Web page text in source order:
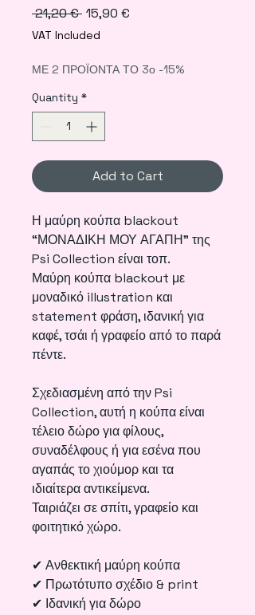
21,20 € Regular
Price
15,90 €
VAT Included
ΜΕ 2 ΠΡΟΪΟΝΤΑ ΤΟ 3ο -15%
Quantity *
Add to Cart
Η μαύρη κούπα blackout
“ΜΟΝΑΔΙΚΗ ΜΟΥ ΑΓΑΠΗ” της
Psi Collection είναι τοπ.
Μαύρη κούπα blackout με
μοναδικό illustration και
statement φράση, ιδανική για
καφέ, τσάι ή γραφείο από το παρά
πέντε.
Σχεδιασμένη από την Psi
Collection, αυτή η κούπα είναι
τέλειο δώρο για φίλους,
συναδέλφους ή για εσένα που
αγαπάς το χιούμορ και τα
ιδιαίτερα αντικείμενα.
Ταιριάζει σε σπίτι, γραφείο και
φοιτητικό χώρο.
✔ Ανθεκτική μαύρη κούπα
✔ Πρωτότυπο σχέδιο & print
✔ Ιδανική για δώρο